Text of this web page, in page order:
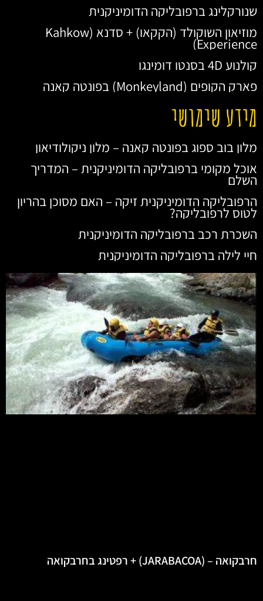
שנורקלינג ברפובליקה הדומיניקנית
מוזיאון השוקולד (הקקאו) + סדנא (Kahkow
Experience)
קולנוע 4D בסנטו דומינגו
פארק הקופים (Monkeyland) בפונטה קאנה
מידע שימושי
מלון בוב ספוג בפונטה קאנה – מלון ניקולודיאון
אוכל מקומי ברפובליקה הדומיניקנית – המדריך
השלם
הרפובליקה הדומיניקנית זיקה – האם מסוכן בהריון
לטוס לרפובליקה?
השכרת רכב ברפובליקה הדומיניקנית
חיי לילה ברפובליקה הדומיניקנית
חרבקואה – (JARABACOA) + רפטינג בחרבקואה